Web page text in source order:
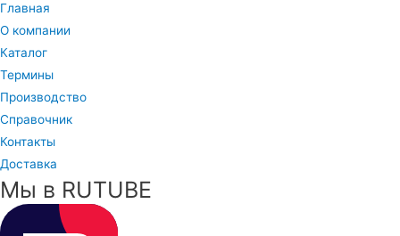
Главная
О компании
Каталог
Термины
Производство
Справочник
Контакты
Доставка
Мы в RUTUBE